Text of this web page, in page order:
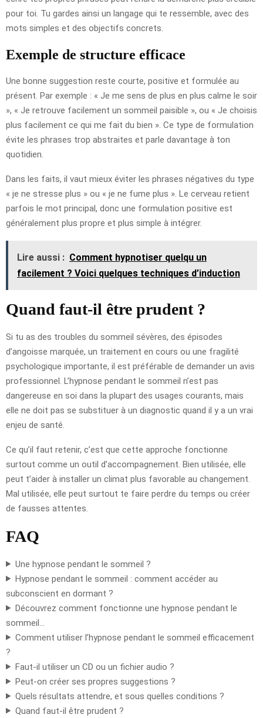
pour toi. Tu gardes ainsi un langage qui te ressemble, avec des
mots simples et des objectifs concrets.
Exemple de structure efficace
Une bonne suggestion reste courte, positive et formulée au
présent. Par exemple : « Je me sens de plus en plus calme le soir
», « Je retrouve facilement un sommeil paisible », ou « Je choisis
plus facilement ce qui me fait du bien ». Ce type de formulation
évite les phrases trop abstraites et parle davantage à ton
quotidien.
Dans les faits, il vaut mieux éviter les phrases négatives du type
« je ne stresse plus » ou « je ne fume plus ». Le cerveau retient
parfois le mot principal, donc une formulation positive est
généralement plus propre et plus simple à intégrer.
Lire aussi : Comment hypnotiser quelqu un
facilement ? Voici quelques techniques d’induction
Quand faut-il être prudent ?
Si tu as des troubles du sommeil sévères, des épisodes
d’angoisse marquée, un traitement en cours ou une fragilité
psychologique importante, il est préférable de demander un avis
professionnel. L’hypnose pendant le sommeil n’est pas
dangereuse en soi dans la plupart des usages courants, mais
elle ne doit pas se substituer à un diagnostic quand il y a un vrai
enjeu de santé.
Ce qu’il faut retenir, c’est que cette approche fonctionne
surtout comme un outil d’accompagnement. Bien utilisée, elle
peut t’aider à installer un climat plus favorable au changement.
Mal utilisée, elle peut surtout te faire perdre du temps ou créer
de fausses attentes.
FAQ
Une hypnose pendant le sommeil ?
Hypnose pendant le sommeil : comment accéder au
subconscient en dormant ?
Découvrez comment fonctionne une hypnose pendant le
sommeil…
Comment utiliser l’hypnose pendant le sommeil efficacement
?
Faut-il utiliser un CD ou un fichier audio ?
Peut-on créer ses propres suggestions ?
Quels résultats attendre, et sous quelles conditions ?
Quand faut-il être prudent ?